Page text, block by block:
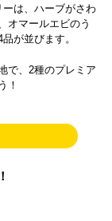
は、ハーブがさわ
オマールエビのう
が並びます。
で、2種のプレミア
！